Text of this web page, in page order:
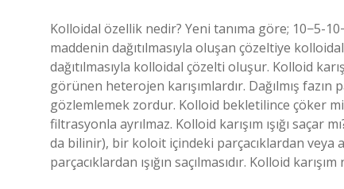
Kolloidal özellik nedir? Yeni tanıma göre; 10−5-
maddenin dağıtılmasıyla oluşan çözeltiye
dağıtılmasıyla kolloidal çözelti oluşur. Kolloid
görünen heterojen karışımlardır. Dağılmış
gözlemlemek zordur. Kolloid bekletilince çöker
filtrasyonla ayrılmaz. Kolloid karışım ışığı saçar
da bilinir), bir koloit içindeki parçacıklardan
parçacıklardan ışığın saçılmasıdır. Kolloid